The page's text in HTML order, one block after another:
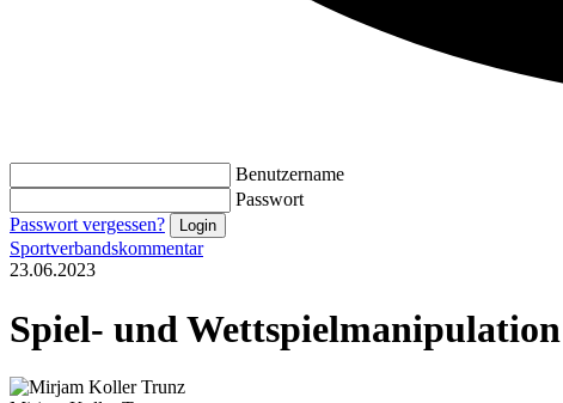
Benutzername
Passwort
Passwort vergessen?
Sportverbandskommentar
23.06.2023
Spiel- und